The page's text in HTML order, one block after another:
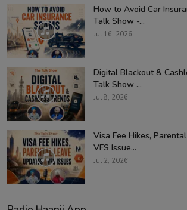
How to Avoid Car
Talk Show -...
Jul 16, 2026
Digital Blackout &
Talk Show ...
Jul 8, 2026
Visa Fee Hikes,
VFS Issue...
Jul 2, 2026